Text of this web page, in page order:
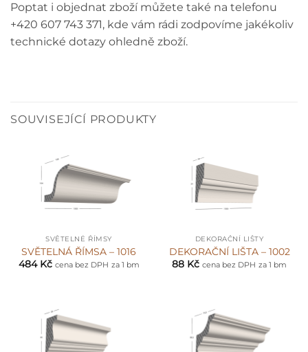
Poptat i objednat zboží můžete také na telefonu
+420 607 743 371, kde vám rádi zodpovíme jakékoliv
technické dotazy ohledně zboží.
SOUVISEJÍCÍ PRODUKTY
SVĚTELNÉ ŘÍMSY
SVĚTELNÁ ŘÍMSA – 1016
484 Kč cena bez DPH za 1 bm
DEKORAČNÍ LIŠTY
DEKORAČNÍ LIŠTA – 1002
88 Kč cena bez DPH za 1 bm